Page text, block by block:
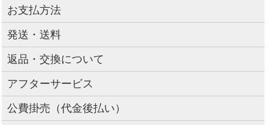
お支払方法
発送・送料
返品・交換について
アフターサービス
公費掛売（代金後払い）